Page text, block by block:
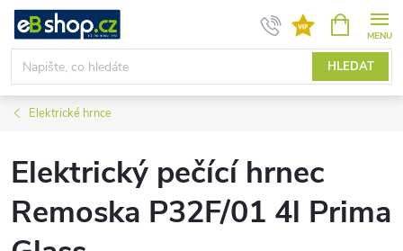
Přejít
obsah
HLEDAT
NÁKUPNÍ
KOŠÍK
Elektrické hrnce
Elektrický pečící hrnec
Remoska P32F/01 4l Prima